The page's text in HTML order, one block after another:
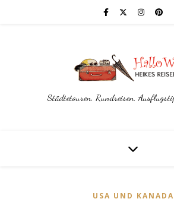
Städtetouren, Rundreisen,
USA UND KANADA